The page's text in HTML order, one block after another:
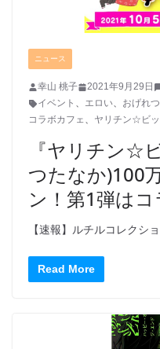
ニュース
幸山 桃子 2021年9月29日
イベント 、 エロい、 おげれ
コラボカフェ、 ヤリチン☆ビ
『ヤリチン☆
つたなか)100
ン！第1弾はコ
【速報】ルチルコレクシ
Read More